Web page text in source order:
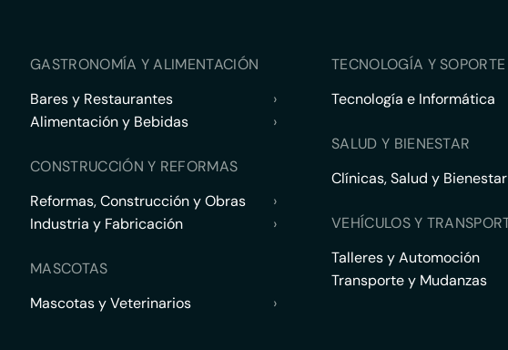
GASTRONOMÍA Y ALIMENTACIÓN
Bares y Restaurantes
›
Alimentación y Bebidas
›
CONSTRUCCIÓN Y REFORMAS
Reformas, Construcción y Obras
›
Industria y Fabricación
›
MASCOTAS
Mascotas y Veterinarios
›
TECNOLOGÍA Y
Tecnología e Informática
SALUD Y BIENESTAR
Clínicas, Salud y Bienestar
VEHÍCULOS Y
Talleres y Automoción
Transporte y Mudanzas